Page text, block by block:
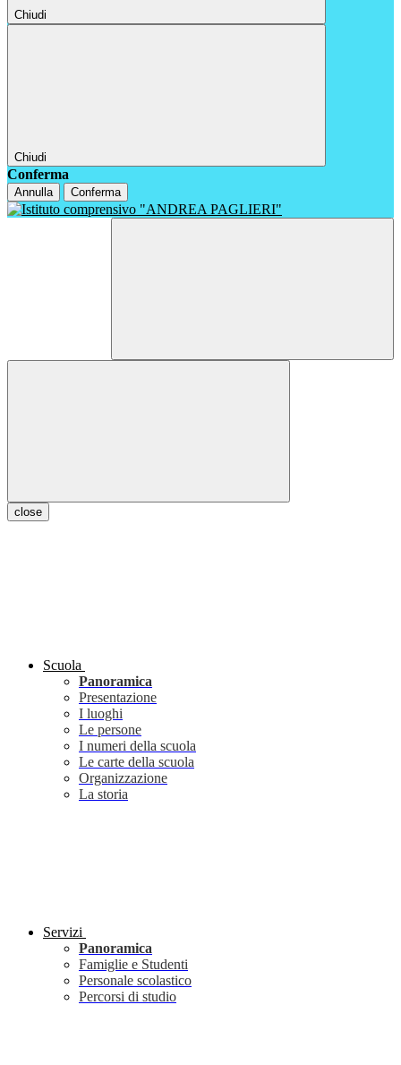
Chiudi
Chiudi
Conferma
Annulla Conferma
close
Scuola
Panoramica
Presentazione
I luoghi
Le persone
I numeri della scuola
Le carte della scuola
Organizzazione
La storia
Servizi
Panoramica
Famiglie e Studenti
Personale scolastico
Percorsi di studio